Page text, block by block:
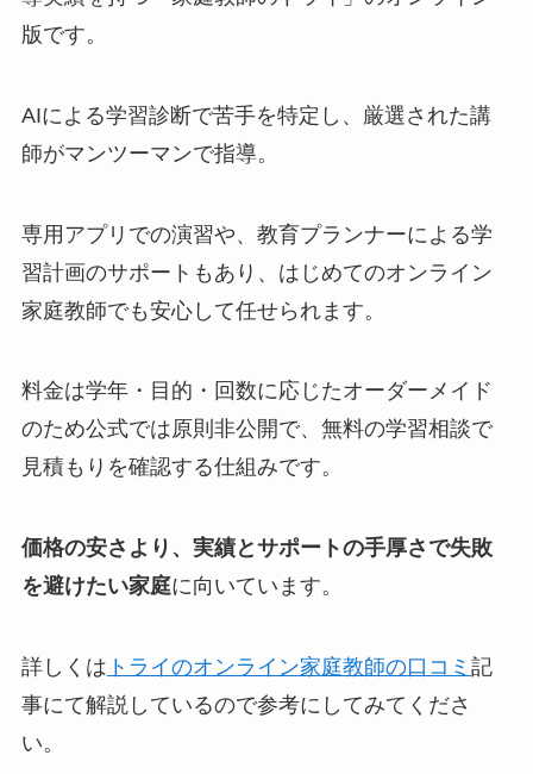
版です。
AIによる学習診断で苦手を特定し、厳選された講
師がマンツーマンで指導。
専用アプリでの演習や、教育プランナーによる学
習計画のサポートもあり、はじめてのオンライン
家庭教師でも安心して任せられます。
料金は学年・目的・回数に応じたオーダーメイド
のため公式では原則非公開で、無料の学習相談で
見積もりを確認する仕組みです。
価格の安さより、実績とサポートの手厚さで失敗
を避けたい家庭に向いています。
詳しくは トライのオンライン家庭教師の口コミ 記
事にて解説しているので参考にしてみてくださ
い。